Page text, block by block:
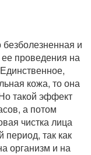
безболезненная и
проведения на
кожа, то она
такой эффект
а потом
чистка лица
так как
организм и на